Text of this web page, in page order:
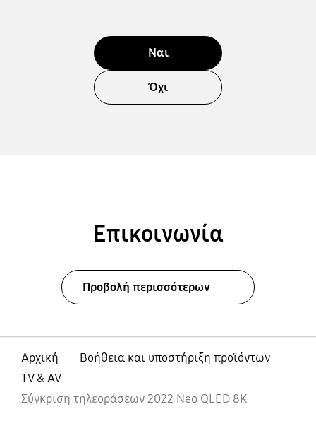
Ναι
Όχι
Επικοινωνία
Προβολή περισσότερων
Αρχική
Βοήθεια και υποστήριξη προϊόντων
TV & AV
Σύγκριση τηλεοράσεων 2022 Neo QLED 8K